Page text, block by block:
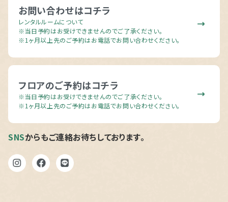
お問い合わせはコチラ
レンタルルームについて
※当日予約はお受けできませんのでご了承ください。
※1ヶ月以上先のご予約はお電話でお問い合わせください。
フロアのご予約はコチラ
※当日予約はお受けできませんのでご了承ください。
※1ヶ月以上先のご予約はお電話でお問い合わせください。
SNSからもご連絡お待ちしております。